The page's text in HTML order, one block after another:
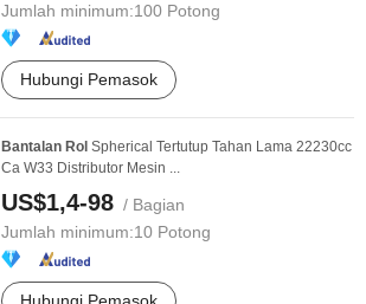
Jumlah minimum:100 Potong
Hubungi Pemasok
Bantalan Rol Spherical Tertutup Tahan Lama 22230cc
Ca W33 Distributor Mesin ...
US$1,4-98 / Bagian
Jumlah minimum:10 Potong